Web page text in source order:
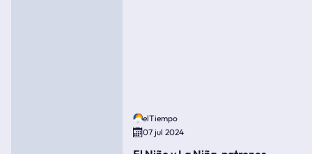
elTiempo
07 jul 2024